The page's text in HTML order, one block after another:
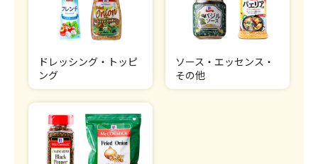
ドレッシング・トッピ
ング
ソース・エッセンス・
その他